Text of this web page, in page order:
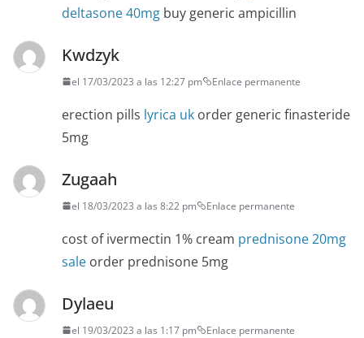
deltasone 40mg buy generic ampicillin
Kwdzyk
el 17/03/2023 a las 12:27 pm Enlace permanente
erection pills lyrica uk order generic finasteride
5mg
Zugaah
el 18/03/2023 a las 8:22 pm Enlace permanente
cost of ivermectin 1% cream prednisone 20mg
sale order prednisone 5mg
Dylaeu
el 19/03/2023 a las 1:17 pm Enlace permanente